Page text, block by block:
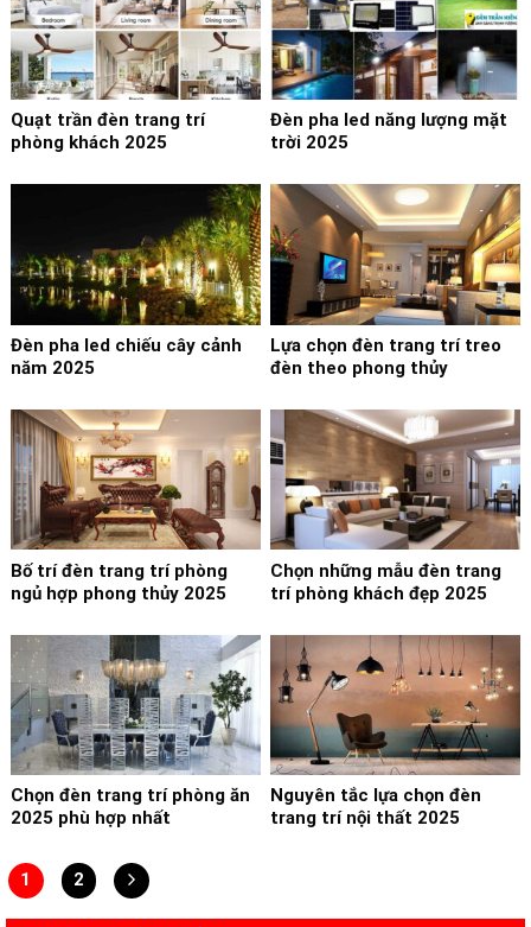
Quạt trần đèn trang trí
phòng khách 2025
Đèn pha led năng lượng mặt
trời 2025
Đèn pha led chiếu cây cảnh
năm 2025
Lựa chọn đèn trang trí treo
đèn theo phong thủy
Bố trí đèn trang trí phòng
ngủ hợp phong thủy 2025
Chọn những mẫu đèn trang
trí phòng khách đẹp 2025
Chọn đèn trang trí phòng ăn
2025 phù hợp nhất
Nguyên tắc lựa chọn đèn
trang trí nội thất 2025
1 2